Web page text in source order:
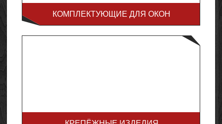
КОМПЛЕКТУЮЩИЕ ДЛЯ ОКОН